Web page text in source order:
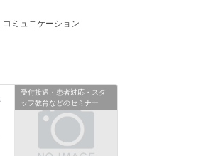
コミュニケーション
受付接遇・患者対応・スタ
ッフ教育などのセミナー